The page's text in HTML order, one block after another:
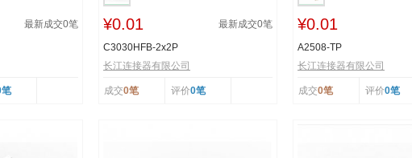
最新成交0笔 ¥0.01 最新成交0笔
C3030HFB-2x2P
长江连接器有限公司
成交0笔 评价0笔
¥0.01
A2508-TP
长江连接器有限公司
成交0笔 评价0笔